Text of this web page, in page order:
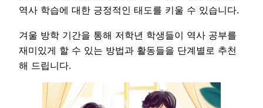
역사 학습에 대한 긍정적인 태도를 키울 수 있습니다.
겨울 방학 기간을 통해 저학년 학생들이 역사 공부를
재미있게 할 수 있는 방법과 활동들을 단계별로 추천
해 드립니다.